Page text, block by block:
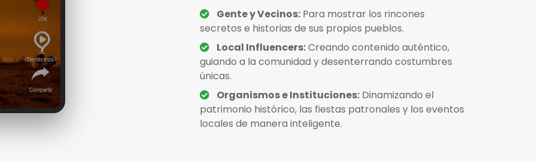
Gente y Vecinos: Para mostrar los rincones
secretos e historias de sus propios pueblos.
Local Influencers:Creando contenido auténtico,
guiando a la comunidad y desenterrando costumbres
únicas.
Organismos e Instituciones: Dinamizando el
patrimonio histórico, las fiestas patronales y los eventos
locales de manera inteligente.